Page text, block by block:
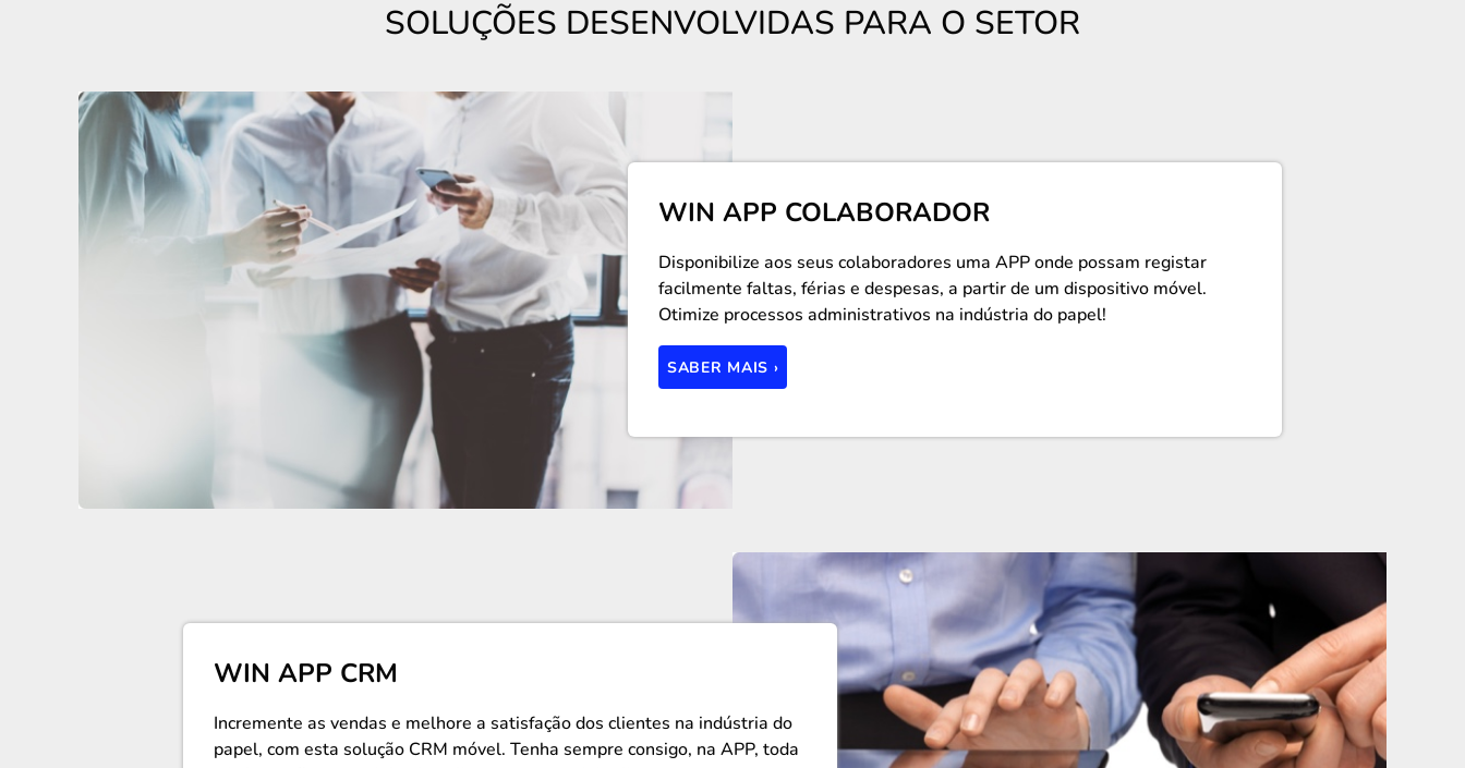
SOLUÇÕES DESENVOLVIDAS PARA O SETOR
WIN APP COLABORADOR
Disponibilize aos seus colaboradores uma APP onde possam registar
facilmente faltas, férias e despesas, a partir de um dispositivo móvel.
Otimize processos administrativos na indústria do papel!
SABER MAIS ›
WIN APP CRM
Incremente as vendas e melhore a satisfação dos clientes na indústria do
papel, com esta solução CRM móvel. Tenha sempre consigo, na APP, toda